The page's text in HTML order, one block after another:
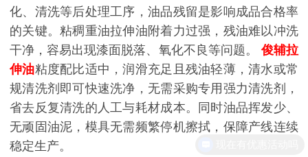
化、清洗等后处理工序，油品残留是影响成品合格率
的关键。粘稠重油拉伸油附着力过强，残油难以冲洗
干净，容易出现漆面脱落、氧化不良等问题。俊辅拉
伸油粘度配比适中，润滑充足且残油轻薄，清水或常
规清洗剂即可快速洗净，无需采购专用强力清洗剂，
省去反复清洗的人工与耗材成本。同时油品挥发少、
无顽固油泥，模具无需频繁停机擦拭，保障产线连续
稳定生产。